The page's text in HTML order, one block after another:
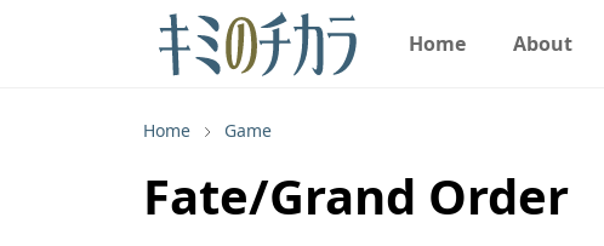
Home About
Home Game
Fate/Grand Order